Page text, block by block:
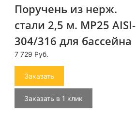
Поручень из нерж.
стали 2,5 м. MP25 AISI-
304/316 для бассейна
7 729 Руб.
Заказать
Заказать в 1 клик